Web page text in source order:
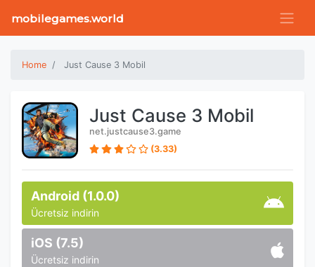
mobilegames.world
Home Just Cause 3 Mobil
Just Cause 3 Mobil
net.justcause3.game
(3.33)
Android (1.0.0)
Ücretsiz indirin
iOS (7.5)
Ücretsiz indirin